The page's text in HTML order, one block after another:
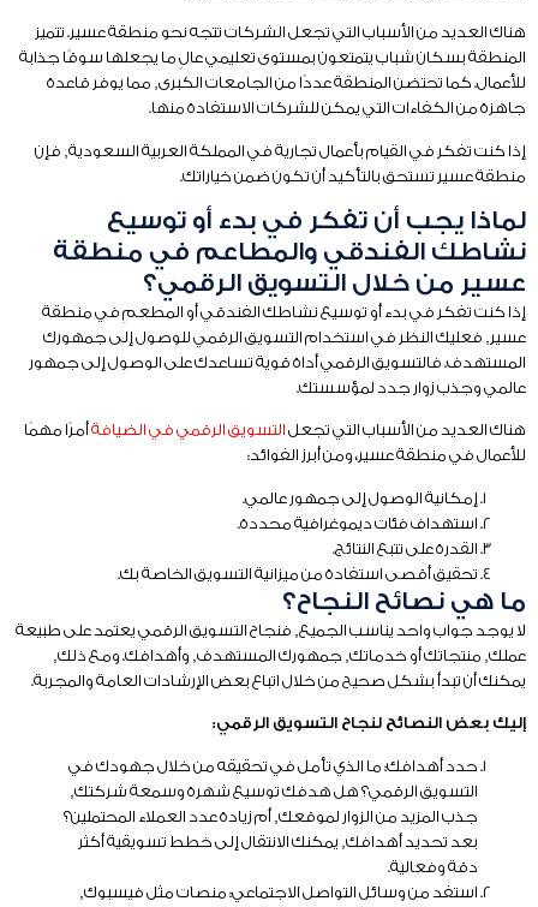
هناك العديد من الأسباب التي تجعل الشركات تتجه نحو منطقة عسير. تتميز
المنطقة بسكان شباب يتمتعون بمستوى تعليمي عالٍ ما يجعلها سوقًا جذابة
للأعمال. كما تحتضن المنطقة عددًا من الجامعات الكبرى, مما يوفر قاعدة
جاهزة من الكفاءات التي يمكن للشركات الاستفادة منها.
إذا كنت تفكر في القيام بأعمال تجارية في المملكة العربية السعودية, فإن
منطقة عسير تستحق بالتأكيد أن تكون ضمن خياراتك.
لماذا يجب أن تفكر في بدء أو توسيع
نشاطك الفندقي والمطاعم في منطقة
عسير من خلال التسويق الرقمي؟
إذا كنت تفكر في بدء أو توسيع نشاطك الفندقي أو المطعمِ في منطقة
عسير, فعليك النظر في استخدام التسويق الرقمي للوصول إلى جمهورك
المستهدف. فالتسويق الرقمي أداة قوية تساعدك على الوصول إلى جمهور
عالمي وجذب زوار جدد لمؤسستك.
هناك العديد من الأسباب التي تجعل التسويق الرقمي في الضيافةأمرًا مهمًا
للأعمال في منطقة عسير، ومن أبرز الفوائد:
إمكانية الوصول إلى جمهور عالمي.
استهداف فئات ديموغرافية محددة.
القدرة على تتبع النتائج.
تحقيق أقصى استفادة من ميزانية التسويق الخاصة بك.
ما هي نصائح النجاح؟
لا يوجد جواب واحد يناسب الجميع, فنجاح التسويق الرقمي يعتمد على طبيعة
عملك, منتجاتك أو خدماتك, جمهورك المستهدف, وأهدافك. ومع ذلك,
يمكنك أن تبدأ بشكل صحيح من خلال اتباع بعض الإرشادات العامة والمجربة.
إليك بعض النصائح لنجاح التسويق الرقمي:
حدد أهدافك: ما الذي تأمل في تحقيقه من خلال جهودك في
التسويق الرقمي؟ هل هدفك توسيع شهرة وسمعة شركتك,
جذب المزيد من الزوار لموقعك, أم زيادة عدد العملاء المحتملين؟
بعد تحديد أهدافك, يمكنك الانتقال إلى خطط تسويقية أكثر
دقة وفعالية.
استفد من وسائل التواصل الاجتماعي: منصات مثل فيسبوك,